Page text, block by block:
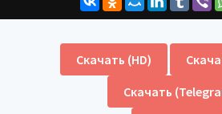
Скачать (HD)
Скачать